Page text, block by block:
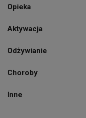
Opieka
Aktywacja
Odżywianie
Choroby
Inne